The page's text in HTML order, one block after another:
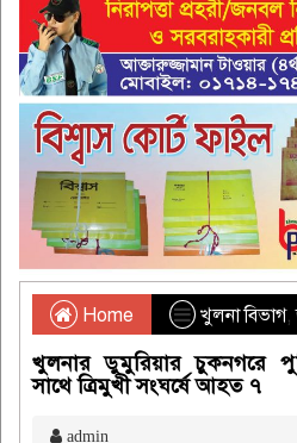
Home খুলনা বিভাগ,
খুলনার ডুমুরিয়ার চুকনগরে
সাথে ত্রিমুখী সংঘর্ষে আহত ৭
admin